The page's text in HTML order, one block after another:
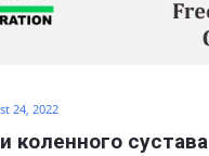
24, 2022
коленного сустава